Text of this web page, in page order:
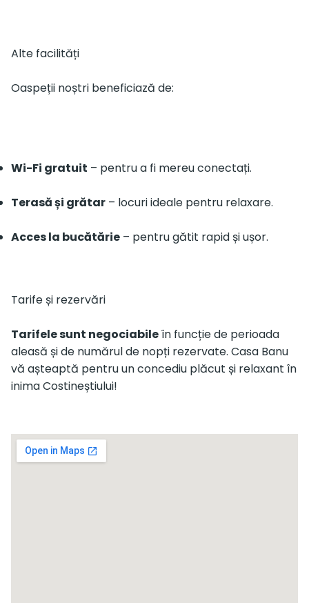
Alte facilități
Oaspeții noștri beneficiază de:
Wi-Fi gratuit – pentru a fi mereu conectați.
Terasă și grătar – locuri ideale pentru relaxare.
Acces la bucătărie – pentru gătit rapid și ușor.
Tarife și rezervări
Tarifele sunt negociabileîn funcție de perioada
aleasă și de numărul de nopți rezervate. Casa Banu
vă așteaptă pentru un concediu plăcut și relaxant în
inima Costineștiului!